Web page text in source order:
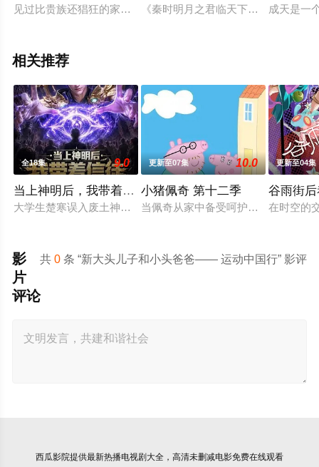
见过比贵族还猖狂的家丁吗？见过比纨绔还嚣张的家丁吗？见
《秦时明月之君临天下》是国产大
成天是一
相关推荐
全18集 9.0
当上神明后，我带着信徒干翻了废土
大学生楚寒误入废土神选游戏，新手保护期即将结束，他急中
更新至07集 10.0
小猪佩奇 第十二季
当佩奇从家中备受呵护的"小妹妹"一
更新至04集
谷雨街
在时空的
共0 条 “新大头儿子和小头爸爸—— 运动中国行” 影评
影
片
评论
西瓜影院提供最新热播电视剧大全，高清未删减电影免费在线观看